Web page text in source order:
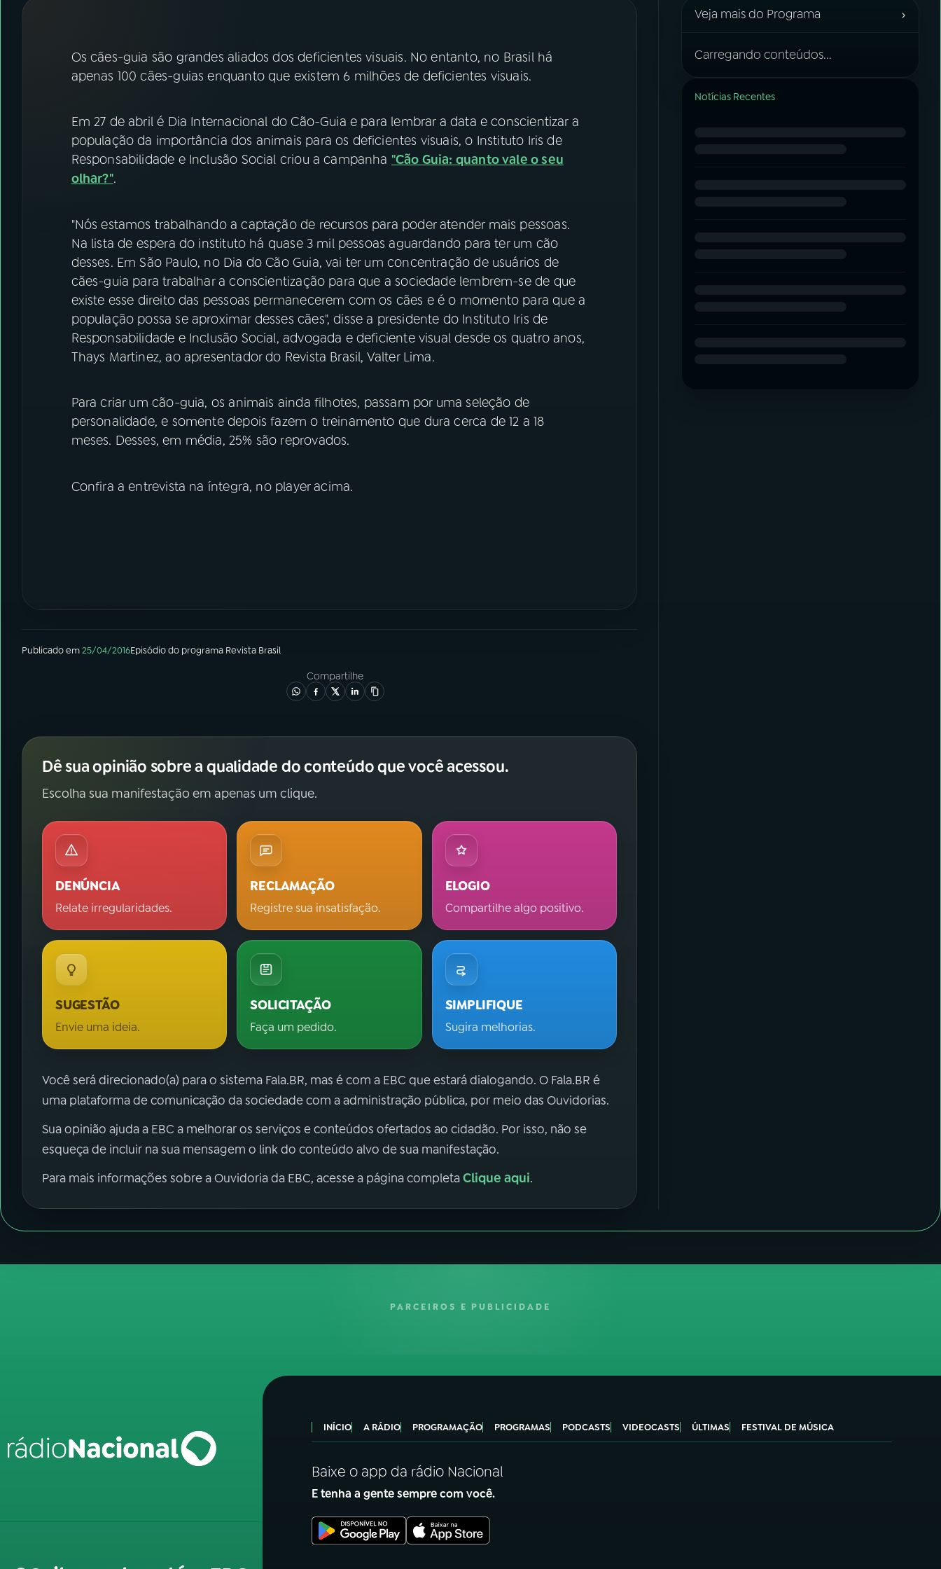
FESTIVAL DE MÚSICA
YouTube Facebook
Instagram X
Os cães-guia são grandes aliados dos deficientes visuais. No entanto, no Brasil há
apenas 100 cães-guias enquanto que existem 6 milhões de deficientes visuais.
Em 27 de abril é Dia Internacional do Cão-Guia e para lembrar a data e conscientizar a
população da importância dos animais para os deficientes visuais, o Instituto Iris de
Responsabilidade e Inclusão Social criou a campanha "Cão Guia: quanto vale o seu
olhar?".
"Nós estamos trabalhando a captação de recursos para poder atender mais pessoas.
Na lista de espera do instituto há quase 3 mil pessoas aguardando para ter um cão
desses. Em São Paulo, no Dia do Cão Guia, vai ter um concentração de usuários de
cães-guia para trabalhar a conscientização para que a sociedade lembrem-se de que
existe esse direito das pessoas permanecerem com os cães e é o momento para que a
população possa se aproximar desses cães", disse a presidente do Instituto Iris de
Responsabilidade e Inclusão Social, advogada e deficiente visual desde os quatro anos,
Thays Martinez, ao apresentador do Revista Brasil, Valter Lima.
Para criar um cão-guia, os animais ainda filhotes, passam por uma seleção de
personalidade, e somente depois fazem o treinamento que dura cerca de 12 a 18
meses. Desses, em média, 25% são reprovados.
Confira a entrevista na íntegra, no player acima.
Publicado em25/04/2016Episódiodo programa Revista Brasil
Compartilhe
Dê sua opinião sobre a qualidade do conteúdo que você acessou.
Escolha sua manifestação em apenas um clique.
DENÚNCIA
Relate irregularidades.
RECLAMAÇÃO
Registre sua insatisfação.
ELOGIO
Compartilhe algo positivo.
SUGESTÃO
Envie uma ideia.
SOLICITAÇÃO
Faça um pedido.
SIMPLIFIQUE
Sugira melhorias.
Você será direcionado(a) para o sistema Fala.BR, mas é com a EBC que estará dialogando. O Fala.BR é
uma plataforma de comunicação da sociedade com a administração pública, por meio das Ouvidorias.
Sua opinião ajuda a EBC a melhorar os serviços e conteúdos ofertados ao cidadão. Por isso, não se
esqueça de incluir na sua mensagem o link do conteúdo alvo de sua manifestação.
Para mais informações sobre a Ouvidoria da EBC, acesse a página completaClique aqui.
Veja mais do Programa ›
Carregando conteúdos...
Notícias Recentes
PARCEIROS E PUBLICIDADE
INÍCIO A RÁDIO PROGRAMAÇÃO PROGRAMAS PODCASTS VIDEOCASTS ÚLTIMAS FESTIVAL DE MÚSICA
Baixe o app da rádio Nacional
E tenha a gente sempre com você.